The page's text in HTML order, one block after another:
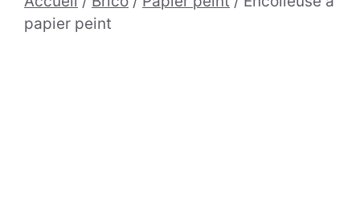
papier peint